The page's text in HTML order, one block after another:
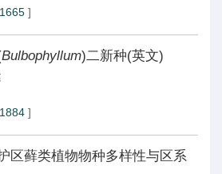
1665 ]
Bulbophyllum)二新种(英文)
1884 ]
区藓类植物物种多样性与区系